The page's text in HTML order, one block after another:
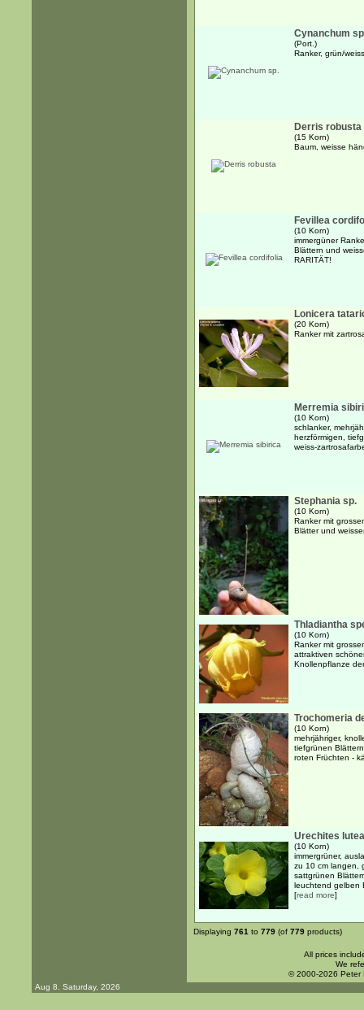
Cynanchum
(Port.)
Ranker, grün/
Derris robusta
(15 Korn)
Baum, weisse
Fevillea
(10 Korn)
immergüner
Blättern und
RARITÄT!
Lonicera
(20 Korn)
Ranker mit
Merremia
(10 Korn)
schlanker,
herzförmigen,
weiss-
Stephania sp.
(10 Korn)
Ranker mit
Blätter und
Thladiantha
(10 Korn)
Ranker mit
attraktiven
Knollenpflanze
Trochomeria
(10 Korn)
mehrjähriger,
tiefgrünen
roten Früchten -
Urechites lutea
(10 Korn)
immergrüner,
zu 10 cm langen,
sattgrünen
leuchtend gelben
[read more]
Displaying 761 to 779 (of 779 products)
All prices
We
© 2000-2026 Peter
Aug 8. Saturday, 2026